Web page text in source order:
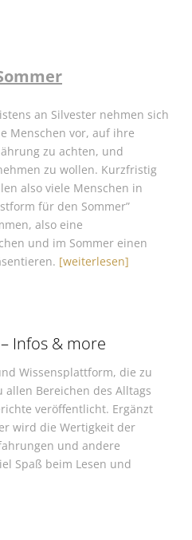
an Silvester nehmen sich
Menschen vor, auf ihre
zu achten, und
zu wollen. Kurzfristig
also viele Menschen in
für den Sommer”
also eine
und im Sommer einen
[weiterlesen]
Infos & more
Wissensplattform, die zu
Bereichen des Alltags
veröffentlicht. Ergänzt
wird die Wertigkeit der
und andere
Spaß beim Lesen und